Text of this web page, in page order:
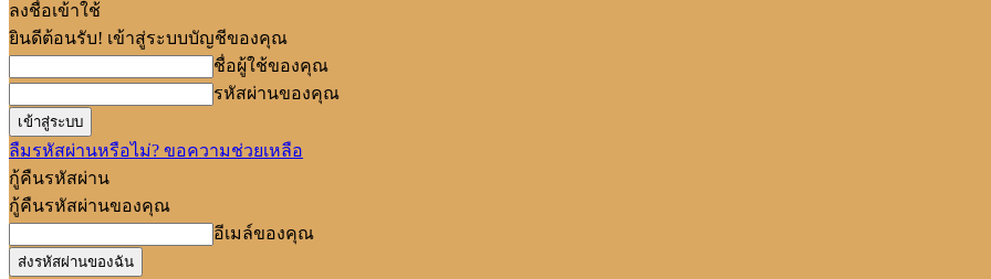
ลงชื่อเข้าใช้
ยินดีต้อนรับ! เข้าสู่ระบบบัญชีของคุณ
ชื่อผู้ใช้ของคุณ
รหัสผ่านของคุณ
ลืมรหัสผ่านหรือไม่? ขอความช่วยเหลือ
กู้คืนรหัสผ่าน
กู้คืนรหัสผ่านของคุณ
อีเมล์ของคุณ